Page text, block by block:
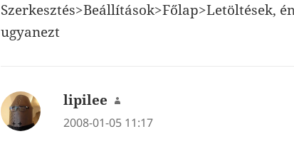
Szerkesztés>Beállítások>Főlap>Letöltések,
ugyanezt
lipilee szerint:
2008-01-05 11:17